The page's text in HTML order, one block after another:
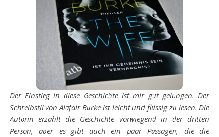
Der Einstieg in diese Geschichte ist mir gut gelungen. Der
Schreibstil von Alafair Burke ist leicht und flüssig zu lesen. Die
Autorin erzählt die Geschichte vorwiegend in der dritten
Person, aber es gibt auch ein paar Passagen, die die